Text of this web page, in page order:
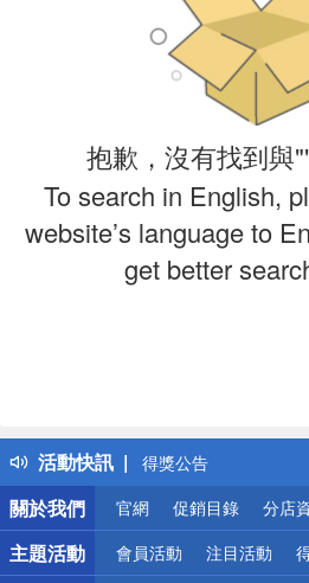
抱歉，沒有找到與
To search in English,
website’s language to
get better
活動快訊
詐騙網頁！請小心！
得獎公告
熱門話題
銀行優惠
偏遠地區配送
詐騙網頁！請小心！
關於我們
官網 促銷目錄 分店
主題活動 會員活動 注目活動